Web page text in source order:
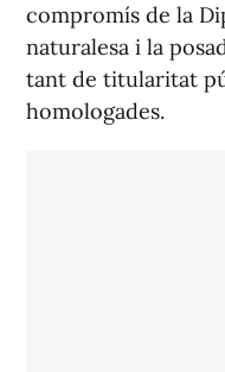
compromís de la
naturalesa i la
tant de titularitat
homologades.